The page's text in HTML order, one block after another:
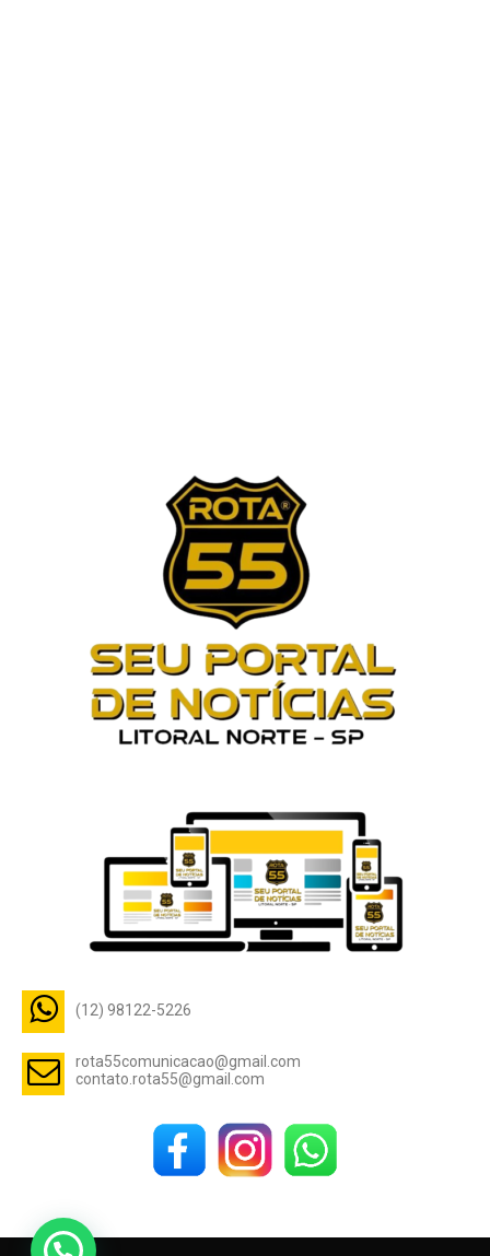
(12) 98122-5226
rota55comunicacao@gmail.com
contato.rota55@gmail.com